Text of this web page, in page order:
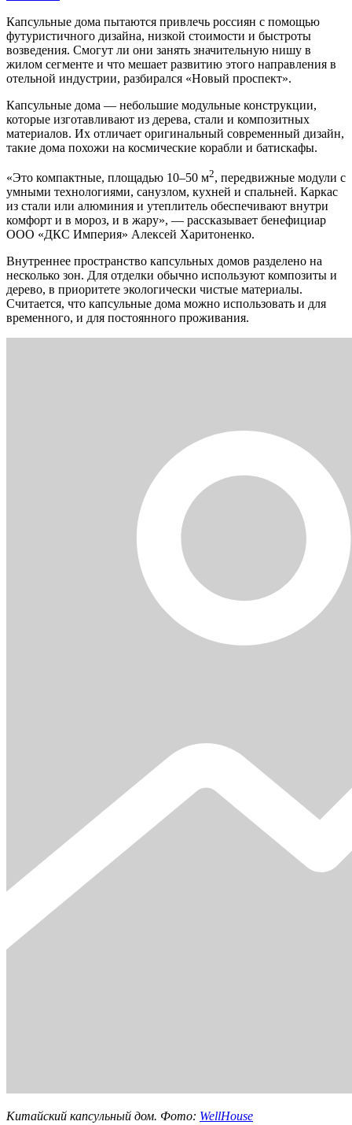
Капсульные дома пытаются привлечь россиян с помощью
футуристичного дизайна, низкой стоимости и быстроты
возведения. Смогут ли они занять значительную нишу в
жилом сегменте и что мешает развитию этого направления в
отельной индустрии, разбирался «Новый проспект».
Капсульные дома — небольшие модульные конструкции,
которые изготавливают из дерева, стали и композитных
материалов. Их отличает оригинальный современный дизайн,
такие дома похожи на космические корабли и батискафы.
«Это компактные, площадью 10–50 м2, передвижные модули с
умными технологиями, санузлом, кухней и спальней. Каркас
из стали или алюминия и утеплитель обеспечивают внутри
комфорт и в мороз, и в жару», — рассказывает бенефициар
ООО «ДКС Империя» Алексей Харитоненко.
Внутреннее пространство капсульных домов разделено на
несколько зон. Для отделки обычно используют композиты и
дерево, в приоритете экологически чистые материалы.
Считается, что капсульные дома можно использовать и для
временного, и для постоянного проживания.
Китайский капсульный дом. Фото: WellHouse